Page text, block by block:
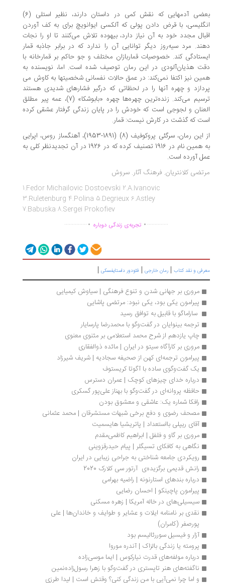
بعضی آدمهایی که نقش کمی در داستان دارند، نظیر استلی (6)
با قرض دادن پولی که آلکسی ایوانویچ برای به کف آوردن
مجدد خود به آن نیاز دارد، بیهوده تلاش می­‌کنند تا او را نجات
مرد سیه‌روز دیگر توانایی آن را ندارد که در برابر جاذبه قمار
کند. خصوصیات قماربازان مختلف و جو حاکم بر قمارخانه با
هذیان‌­آلودی در این رمان توصیف شده است. اما، نویسنده به
نیز اکتفا نمی­‌کند: در عمق حالات نفسانی شخصیتها به کاوش می­‌
و چهره آنها را در لحظاتی که درگیر فشارهای شدیدی هستند
ترسیم می‌­کند. زنده­‌ترین چهره‌­ها چهره «بابوشکا» (7)، عمه پیر مطلق­‌
و لجوجی است که خودش را در پایان زندگی گرفتار عشقی کرده
که گذشت در کارش نیست: قمار.
از این رمان، سرگئی پروکوفیف (8) (1891-1953)، آهنگساز روس، اپرایی
به همین نام در 1916 تصنیف کرده که در 1926 در آن تجدیدنظر کلی به
آورده است.
کلانتریان. فرهنگ آثار. سروش
1.Fedor Michailovic Dostoevski 2.A.Ivanovic
3.Ruletenburg 4.Polina 5.Degrieux 6.Astley
7.Babuska 8.Sergei Prokofiev
................تجربه‌ی زندگی دوباره ...............
و نقد کتاب|رمان خارجی|فئودور داستایفسکی|
مروری بر جهانی شدن و تنوع فرهنگی | سیاوش کیمیایی
پیرامون یکی بود، یکی نبود: مرتضی پاشایی
ساراماگو با قابیل به توافق رسید
ترجمه بینوایان در گفت‌وگو با محمدرضا پارسایار
چاپ یازدهم از شرح محمد استعلامی بر مثنوی معنوی
مروری بر کارآگاه سیتو در ایران | مائده ذوالفقاری
پیرامون ترجمه‌ای کهن از صحیفه سجادیه | شریف شیرزاد
یک گفت‌وگوی ساده با آگوتا کریستوف
درباره خدای چیزهای کوچک | عمران دسترس
حافظه پروانه‌ای در گفت‌وگو با بهناز علی‌پور گسکری
رافکا شماره یک: عاشقی و معشوق بودن
مصحف رضوی و دفع برخی شبهات مستشرقان | محمد عثمانی
آقای ریپلی بااستعداد | پاتریشیا هایسمیت
مروری بر گاو و فلفل | ابراهیم کاظمی‌مقدم
نگاهی به کافکای تسیگلر | پیام حیدرقزوینی
رویکردی جامعه شناختی به جراحی زیبایی در ایران
رانش قدیمی برگزیده‌ی  آرتور سی کلارک 2020
درباره بندهای استارنونه | راضیه بهرامی
پیرامون پاچینکو | احسان رضایی
سیسیلی‌های در خاله آمریکا | زهره مسکنی
نقدی بر نامنامه ایلات و عشایر و طوایف و خاندان‌ها | علی
پورصفر (کامران)
آزار و فیسیل سوررئالیسم بود
پرومته یا زندگی بالزاک | آندره موروا
درباره مولفه‌های قدرت نیارکوس | ایما موسی‌زاده
ناگفته‌های هنر تاپستری در گفت‌وگو با زهرا رسول‌زاده‌نمین
و اما چرا نمی‌آیی با من زندگی کنی؟ وقتش است | لیدا طرزی